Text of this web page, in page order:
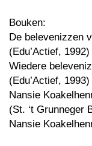
Bouken:
De belevenizzen
(Edu’Actief, 1992)
Wiedere
(Edu’Actief, 1993)
Nansie
(St. ‘t Grunneger
Nansie